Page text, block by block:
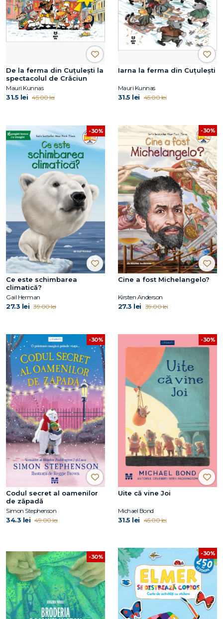
De la ferma din Cuțulești la
spectacolul de Crăciun
Mauri Kunnas
31.5 lei 45.00 lei
Iarna la ferma din Cuțulești
Mauri Kunnas
31.5 lei 45.00 lei
-30%
Ce este schimbarea
climatică?
Gail Herman
27.3 lei 39.00 lei
-30%
Cine a fost Michelangelo?
Kirsten Anderson
27.3 lei 39.00 lei
-30%
Codul secret al oamenilor
de zăpadă
Simon Stephenson
34.3 lei 49.00 lei
-30%
Uite că vine Joi
Michael Bond
31.5 lei 45.00 lei
-30% -30%